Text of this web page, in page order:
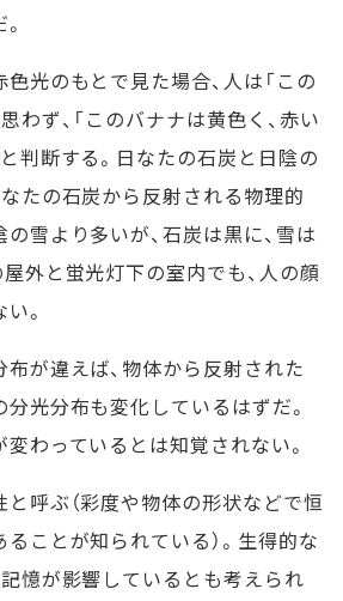
光のもとで見た場合、人は「この
わず、「このバナナは黄色く、赤い
判断する。日なたの石炭と日陰の
たの石炭から反射される物理的
雪より多いが、石炭は黒に、雪は
外と蛍光灯下の室内でも、人の顔
。
が違えば、物体から反射された
光分布も変化しているはずだ。
わっているとは知覚されない。
呼ぶ（彩度や物体の形状などで恒
ことが知られている）。生得的な
憶が影響しているとも考えられ